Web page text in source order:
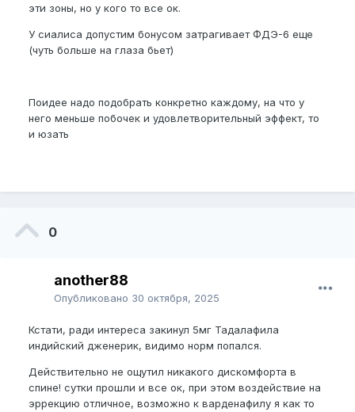
эти зоны, но у кого то все ок.
У сиалиса допустим бонусом затрагивает ФДЭ-6 еще
(чуть больше на глаза бьет)
Поидее надо подобрать конкретно каждому, на что у
него меньше побочек и удовлетворительный эффект, то
и юзать
0
another88
Опубликовано 30 октября, 2025
Кстати, ради интереса закинул 5мг Тадалафила
индийский дженерик, видимо норм попался.
Действительно не ощутил никакого дискомфорта в
спине! сутки прошли и все ок, при этом воздействие на
эррекцию отличное, возможно к варденафилу я как то